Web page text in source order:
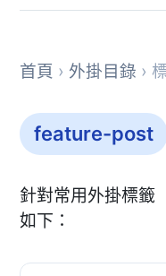
首頁 › 外掛目錄 ›
feature-post
針對常用外掛標
如下：